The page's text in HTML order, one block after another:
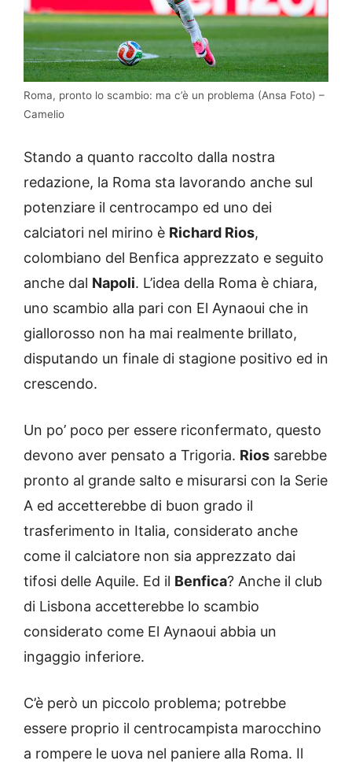
Roma, pronto lo scambio: ma c’è un problema (Ansa Foto) –
Camelio
Stando a quanto raccolto dalla nostra
redazione, la Roma sta lavorando anche sul
potenziare il centrocampo ed uno dei
calciatori nel mirino è Richard Rios,
colombiano del Benfica apprezzato e seguito
anche dal Napoli. L’idea della Roma è chiara,
uno scambio alla pari con El Aynaoui che in
giallorosso non ha mai realmente brillato,
disputando un finale di stagione positivo ed in
crescendo.
Un po’ poco per essere riconfermato, questo
devono aver pensato a Trigoria. Rios sarebbe
pronto al grande salto e misurarsi con la Serie
A ed accetterebbe di buon grado il
trasferimento in Italia, considerato anche
come il calciatore non sia apprezzato dai
tifosi delle Aquile. Ed il Benfica? Anche il club
di Lisbona accetterebbe lo scambio
considerato come El Aynaoui abbia un
ingaggio inferiore.
C’è però un piccolo problema; potrebbe
essere proprio il centrocampista marocchino
a rompere le uova nel paniere alla Roma. Il